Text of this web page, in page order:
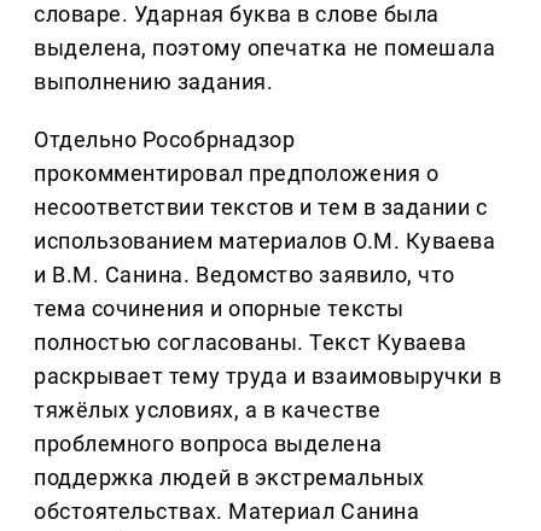
словаре. Ударная буква в слове была
выделена, поэтому опечатка не помешала
выполнению задания.
Отдельно Рособрнадзор
прокомментировал предположения о
несоответствии текстов и тем в задании с
использованием материалов О.М. Куваева
и В.М. Санина. Ведомство заявило, что
тема сочинения и опорные тексты
полностью согласованы. Текст Куваева
раскрывает тему труда и взаимовыручки в
тяжёлых условиях, а в качестве
проблемного вопроса выделена
поддержка людей в экстремальных
обстоятельствах. Материал Санина